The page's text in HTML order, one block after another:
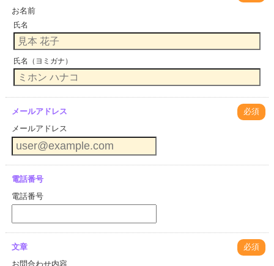
お名前
氏名
氏名（ヨミガナ）
メールアドレス
必須
メールアドレス
電話番号
電話番号
文章
必須
お問合わせ内容